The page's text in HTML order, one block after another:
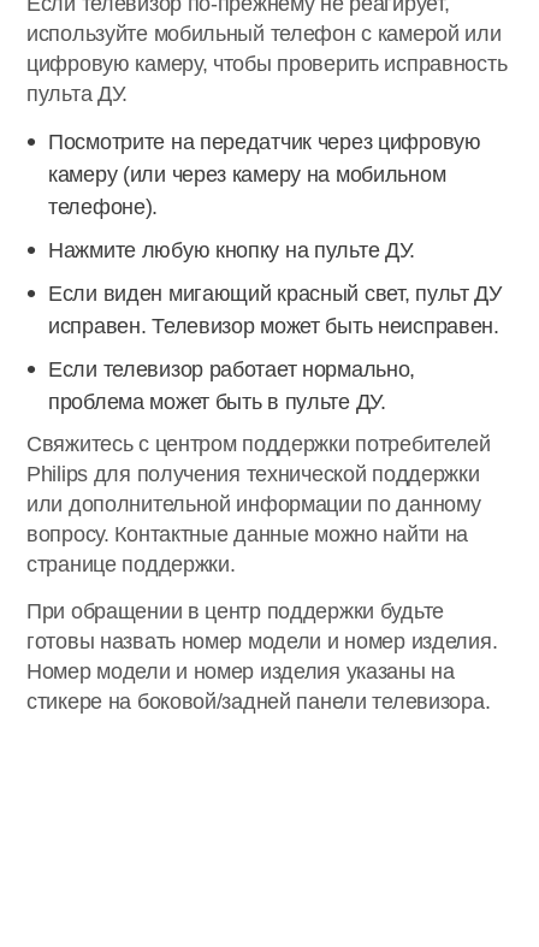
используйте мобильный телефон с камерой или
цифровую камеру, чтобы проверить исправность
пульта ДУ.
Посмотрите на передатчик через цифровую
камеру (или через камеру на мобильном
телефоне).
Нажмите любую кнопку на пульте ДУ.
Если виден мигающий красный свет, пульт ДУ
исправен. Телевизор может быть неисправен.
Если телевизор работает нормально,
проблема может быть в пульте ДУ.
Свяжитесь с центром поддержки потребителей
Philips для получения технической поддержки
или дополнительной информации по данному
вопросу. Контактные данные можно найти на
странице поддержки.
При обращении в центр поддержки будьте
готовы назвать номер модели и номер изделия.
Номер модели и номер изделия указаны на
стикере на боковой/задней панели телевизора.